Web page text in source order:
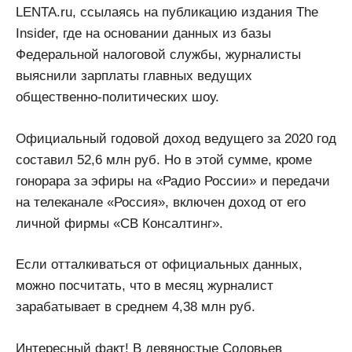
LENTA.ru, ссылаясь на публикацию издания The
Insider, где на основании данных из базы
Федеральной налоговой службы, журналисты
выяснили зарплаты главных ведущих
общественно-политических шоу.
Официальный годовой доход ведущего за 2020 год
составил 52,6 млн руб. Но в этой сумме, кроме
гонорара за эфиры на «Радио России» и передачи
на телеканале «Россия», включен доход от его
личной фирмы «СВ Консалтинг».
Если отталкиваться от официальных данных,
можно посчитать, что в месяц журналист
зарабатывает в среднем 4,38 млн руб.
Интересный факт! В девяностые Соловьев